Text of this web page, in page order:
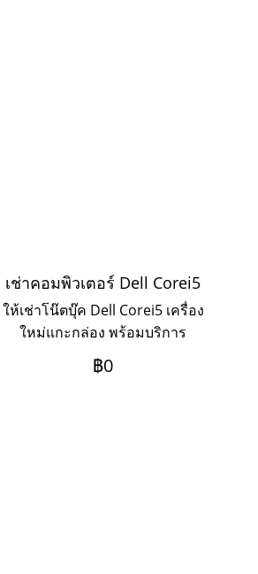
เช่าคอมพิวเตอร์ Dell Corei5
ให้เช่าโน๊ตบุ๊ค Dell Corei5 เครื่อง
ใหม่แกะกล่อง พร้อมบริการ
Onsite Service ระยะเช่า 3ปี
ชำระเป็นรายเดือน หากต้องการ
฿0